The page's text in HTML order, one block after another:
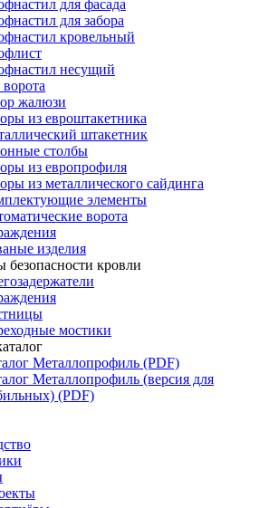
для фасада
для забора
кровельный
несущий
жалюзи
из евроштакетника
штакетник
столбы
из европрофиля
из металлического сайдинга
элементы
ворота
изделия
безопасности кровли
мостики
Металлопрофиль (PDF)
Металлопрофиль (версия для
(PDF)